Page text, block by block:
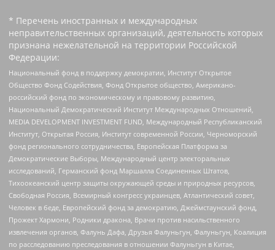
* Перечень иностранных и международных
неправительственных организаций, деятельность которых
признана нежелательной на территории Российской
Федерации:
Национальный фонд в поддержку демократии, Институт Открытое
Общество Фонд Содействия, Фонд Открытое общество, Американо-
российский фонд по экономическому и правовому развитию,
Национальный Демократический Институт Международных Отношений,
MEDIA DEVELOPMENT INVESTMENT FUND, Международный Республиканский
Институт, Открытая Россия, Институт современной России, Черноморский
фонд регионального сотрудничества, Европейская Платформа за
Демократические Выборы, Международный центр электоральных
исследований, Германский фонд Маршалла Соединенных Штатов,
Тихоокеанский центр защиты окружающей среды и природных ресурсов,
Свободная Россия, Всемирный конгресс украинцев, Атлантический совет,
Человек в беде, Европейский фонд за демократию, Джеймстаунский фонд,
Прожект Хармони, Родники дракона, Врачи против насильственного
извлечения органов, Фалунь Дафа, Друзья Фалуньгун, Фалуньгун, Коалиция
по расследованию преследования в отношении Фалуньгун в Китае,